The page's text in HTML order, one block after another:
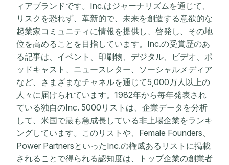
ィアブランドです。Inc.はジャーナリズムを通じて、
リスクを恐れず、革新的で、未来を創造する意欲的な
起業家コミュニティに情報を提供し、啓発し、その地
位を高めることを目指しています。Inc.の受賞歴のあ
る記事は、イベント、印刷物、デジタル、ビデオ、ポ
ッドキャスト、ニュースレター、ソーシャルメディア
など、さまざまなチャネルを通じて5,000万人以上の
人々に届けられています。1982年から毎年発表され
ている独自のInc. 5000リストは、企業データを分析
して、米国で最も急成長している非上場企業をランキ
ングしています。このリストや、Female Founders、
Power PartnersといったInc.の権威あるリストに掲載
されることで得られる認知度は、トップ企業の創業者